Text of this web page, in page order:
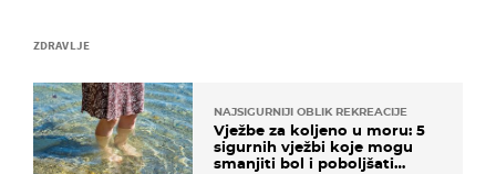
ZDRAVLJE
NAJSIGURNIJI OBLIK REKREACIJE
Vježbe za koljeno u moru: 5
sigurnih vježbi koje mogu
smanjiti bol i poboljšati